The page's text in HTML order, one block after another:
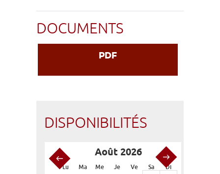
DOCUMENTS
PDF
DISPONIBILITÉS
Août 2026
Lu Ma Me Je Ve Sa Di